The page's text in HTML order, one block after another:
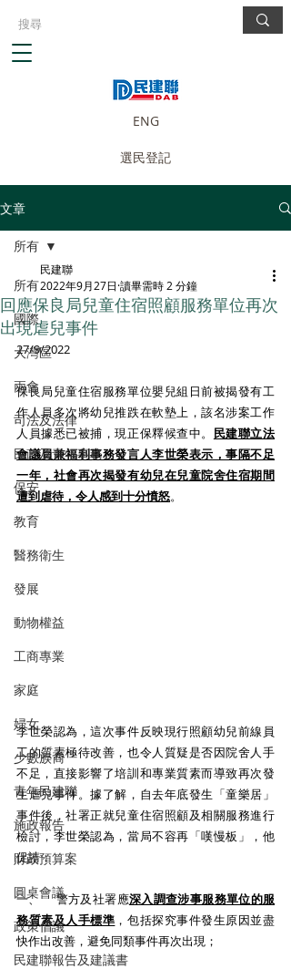
ENG
選民登記
文章
所有
國際
大灣區
兩會
司法及法律
民政及青年事務
保安
教育
醫務衛生
發展
動物權益
工商專業
家庭
婦女
少數族裔
青年民建聯
施政報告
財政預算案
圓桌會議
政策倡議
民建聯報告及建議書
所有
回應保良局兒童住宿照顧服務單位再次
出現虐兒事件
民建聯
2022年9月27日 讀畢需時 2 分鐘
27/9/2022​
保良局兒童住宿服務單位嬰兒組日前被揭發有工
作人員多次將幼兒推跌在軟墊上，該名涉案工作
人員據悉已被捕，現正保釋候查中。 民建聯立法
會議員兼福利事務發言人李世榮表示，事隔不足
一年，社會再次揭發有幼兒在兒童院舍住宿期間
遭到虐待，令人感到十分憤怒。
李世榮認為，這次事件反映現行照顧幼兒前線員
工的質素極待改善，也令人質疑是否因院舍人手
不足，直接影響了培訓和專業質素而導致再次發
生虐兒事件。據了解，自去年底發生「童樂居」
事件後，社署正就兒童住宿照顧及相關服務進行
檢討，李世榮認為，當局不容再「嘆慢板」，他
促請：
一、     警方及社署應深入調查涉事服務單位的服
務質素及人手標準 ，包括探究事件發生原因並盡
快作出改善，避免同類事件再次出現；